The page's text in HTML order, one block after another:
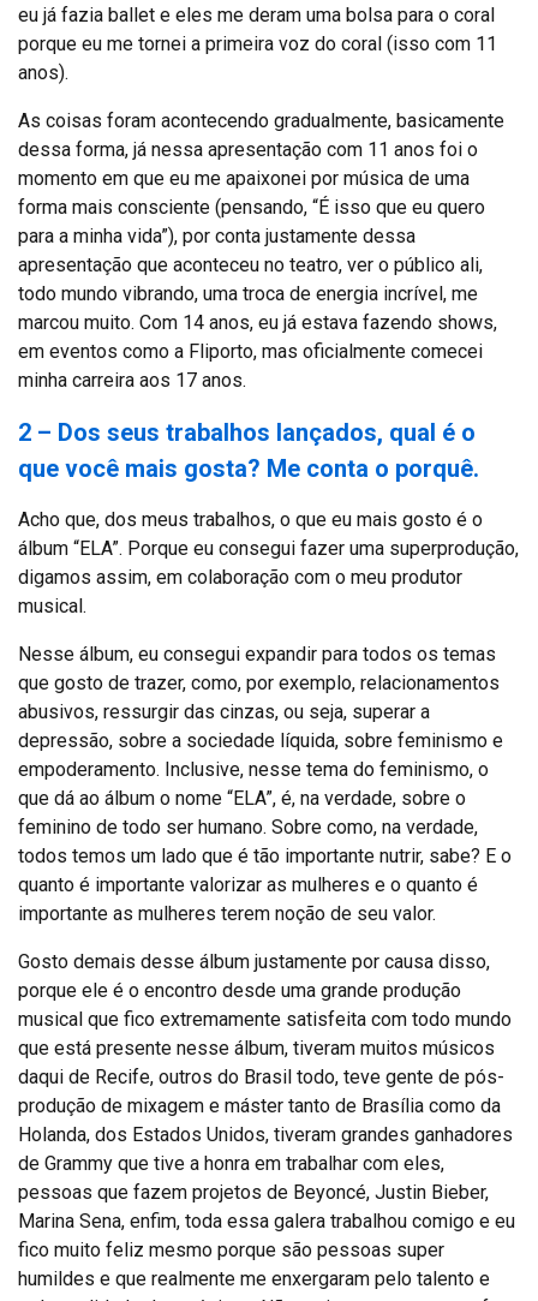
eu já fazia ballet e eles me deram uma bolsa para o coral
porque eu me tornei a primeira voz do coral (isso com 11
anos).
As coisas foram acontecendo gradualmente, basicamente
dessa forma, já nessa apresentação com 11 anos foi o
momento em que eu me apaixonei por música de uma
forma mais consciente (pensando, “É isso que eu quero
para a minha vida”), por conta justamente dessa
apresentação que aconteceu no teatro, ver o público ali,
todo mundo vibrando, uma troca de energia incrível, me
marcou muito. Com 14 anos, eu já estava fazendo shows,
em eventos como a Fliporto, mas oficialmente comecei
minha carreira aos 17 anos.
2 – Dos seus trabalhos lançados, qual é o
que você mais gosta? Me conta o porquê.
Acho que, dos meus trabalhos, o que eu mais gosto é o
álbum “ELA”. Porque eu consegui fazer uma superprodução,
digamos assim, em colaboração com o meu produtor
musical.
Nesse álbum, eu consegui expandir para todos os temas
que gosto de trazer, como, por exemplo, relacionamentos
abusivos, ressurgir das cinzas, ou seja, superar a
depressão, sobre a sociedade líquida, sobre feminismo e
empoderamento. Inclusive, nesse tema do feminismo, o
que dá ao álbum o nome “ELA”, é, na verdade, sobre o
feminino de todo ser humano. Sobre como, na verdade,
todos temos um lado que é tão importante nutrir, sabe? E o
quanto é importante valorizar as mulheres e o quanto é
importante as mulheres terem noção de seu valor.
Gosto demais desse álbum justamente por causa disso,
porque ele é o encontro desde uma grande produção
musical que fico extremamente satisfeita com todo mundo
que está presente nesse álbum, tiveram muitos músicos
daqui de Recife, outros do Brasil todo, teve gente de pós-
produção de mixagem e máster tanto de Brasília como da
Holanda, dos Estados Unidos, tiveram grandes ganhadores
de Grammy que tive a honra em trabalhar com eles,
pessoas que fazem projetos de Beyoncé, Justin Bieber,
Marina Sena, enfim, toda essa galera trabalhou comigo e eu
fico muito feliz mesmo porque são pessoas super
humildes e que realmente me enxergaram pelo talento e